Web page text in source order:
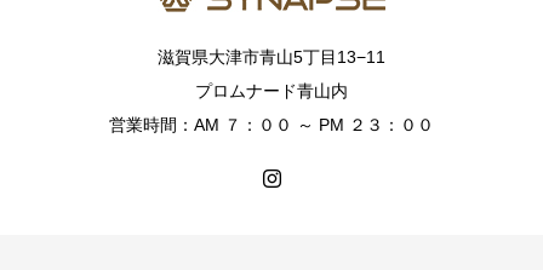
滋賀県大津市青山5丁目13−11
プロムナード青山内
営業時間：AM ７：００ ～ PM ２３：００